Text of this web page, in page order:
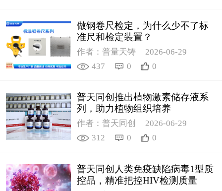
做钢卷尺检定，为什么少不了标
准尺和检定装置？
作者：普量天铸
2026-06-29
437
0 0
普天同创推出植物激素储存液系
列，助力植物组织培养
作者：普天同创
2026-06-29
312
0 0
普天同创人类免疫缺陷病毒1型质
控品，精准把控HIV检测质量